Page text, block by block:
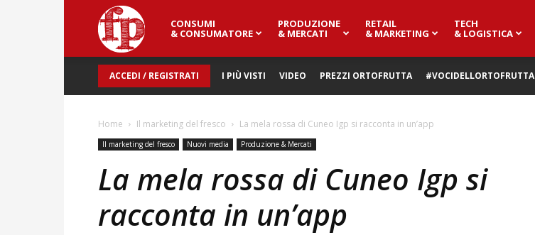
Fresh
Point
Magazine
CONSUMI
& CONSUMATORE
PRODUZIONE
& MERCATI
RETAIL
& MARKETING
TECH
& LOGISTICA
ACCEDI / REGISTRATI I PIÙ VISTI VIDEO PREZZI ORTOFRUTTA #VOCIDELLORTOFRUTTA
Home Il marketing del fresco La mela rossa di Cuneo Igp si racconta in un’app
Il marketing del fresco Nuovi media Produzione & Mercati
La mela rossa di Cuneo Igp si
racconta in un’app